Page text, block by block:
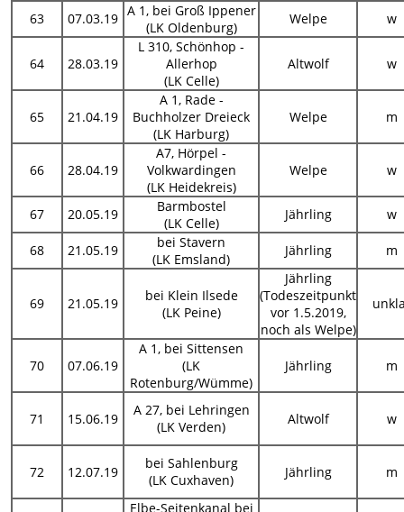
63 07.03.19 A 1, bei Groß Ippener
(LK Oldenburg)
Welpe w
64 28.03.19
L 310, Schönhop -
Allerhop
(LK Celle)
Altwolf w
65 21.04.19
A 1, Rade -
Buchholzer Dreieck
(LK Harburg)
Welpe m
66 28.04.19
A7, Hörpel -
Volkwardingen
(LK Heidekreis)
Welpe w
67 20.05.19
Barmbostel
(LK Celle)
Jährling w
68 21.05.19
bei Stavern
(LK Emsland)
Jährling m
69 21.05.19
bei Klein Ilsede
(LK Peine)
Jährling
(Todeszeitpunkt
vor 1.5.2019,
noch als Welpe)
70 07.06.19
A 1, bei Sittensen
(LK
Rotenburg/Wümme)
Jährling m
71 15.06.19
A 27, bei Lehringen
(LK Verden)
Altwolf w
72 12.07.19
bei Sahlenburg
(LK Cuxhaven)
Jährling m
Elbe-Seitenkanal bei